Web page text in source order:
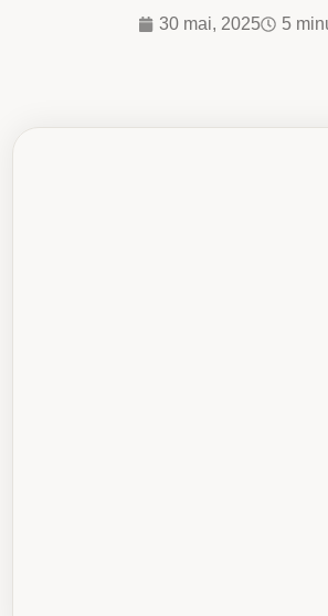
30 mai, 2025 5